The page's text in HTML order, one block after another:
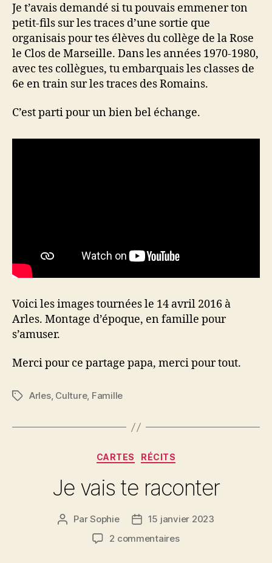
Je t’avais demandé si tu pouvais emmener ton
petit-fils sur les traces d’une sortie que
organisais pour tes élèves du collège de la Rose
le Clos de Marseille. Dans les années 1970-1980,
avec tes collègues, tu embarquais les classes de
6e en train sur les traces des Romains.
C’est parti pour un bien bel échange.
Voici les images tournées le 14 avril 2016 à
Arles. Montage d’époque, en famille pour
s’amuser.
Merci pour ce partage papa, merci pour tout.
Étiquettes
Arles, Culture, Famille
Catégories
CARTES RÉCITS
Je vais te raconter
Auteur
ParSophie
Date15 janvier 2023
2 commentairessur